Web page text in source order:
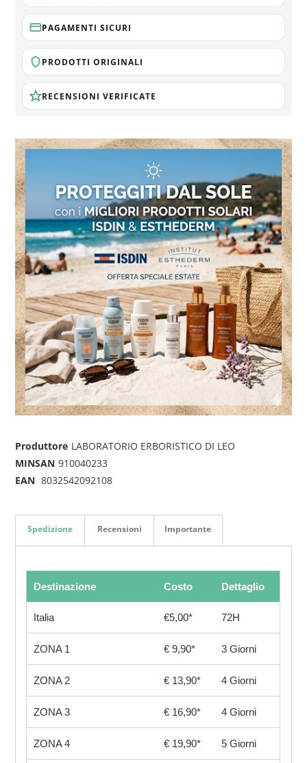
PAGAMENTI SICURI
PRODOTTI ORIGINALI
RECENSIONI VERIFICATE
Produttore LABORATORIO ERBORISTICO DI LEO
MINSAN 910040233
EAN 8032542092108
Spedizione
Destinazione Costo Dettaglio
Italia €5,00* 72H
ZONA 1 € 9,90* 3 Giorni
ZONA 2 € 13,90* 4 Giorni
ZONA 3 € 16,90* 4 Giorni
ZONA 4 € 19,90* 5 Giorni
Recensioni Importante